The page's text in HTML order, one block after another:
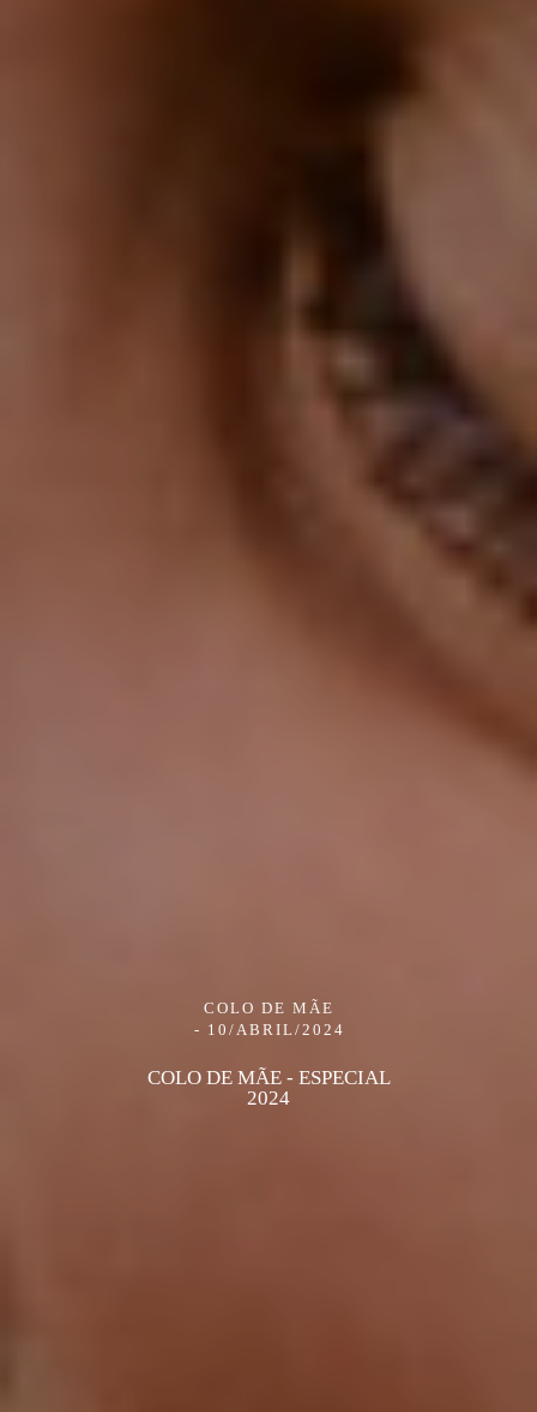
COLO DE MÃE
10/ABRIL/2024
COLO DE MÃE - ESPECIAL
2024